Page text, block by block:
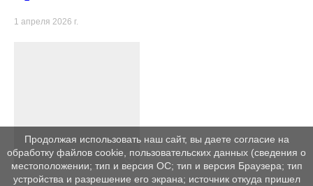
1 апреля 2026 г.
Продолжая использовать наш сайт, вы даете согласие на
обработку файлов cookie, пользовательских данных (сведения о
местоположении; тип и версия ОС; тип и версия Браузера; тип
устройства и разрешение его экрана; источник откуда пришел